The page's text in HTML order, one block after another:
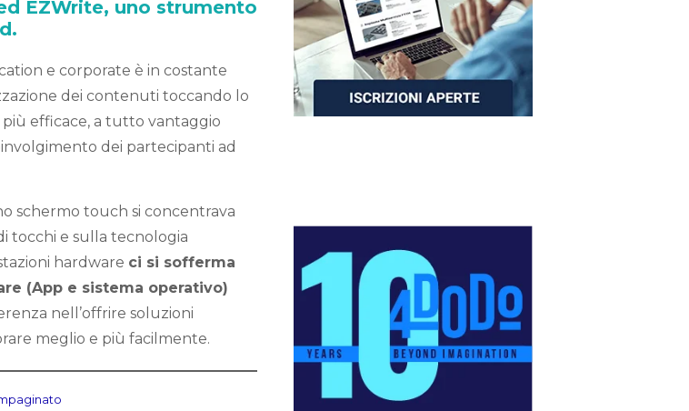
EZWrite, uno strumento
e corporate è in costante
dei contenuti toccando lo
efficace, a tutto vantaggio
dei partecipanti ad
schermo touch si concentrava
tocchi e sulla tecnologia
hardware ci si sofferma
(App e sistema operativo)
nell’offrire soluzioni
meglio e più facilmente.